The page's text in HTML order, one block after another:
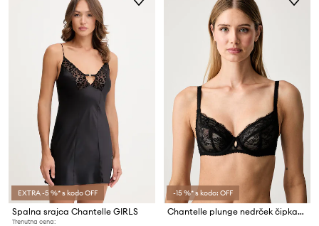
EXTRA -5 %* s kodo OFF
Spalna srajca Chantelle GIRLS
Trenutna cena:
-15 %* s kodo: OFF
Chantelle plunge nedrček čipkast Kiss